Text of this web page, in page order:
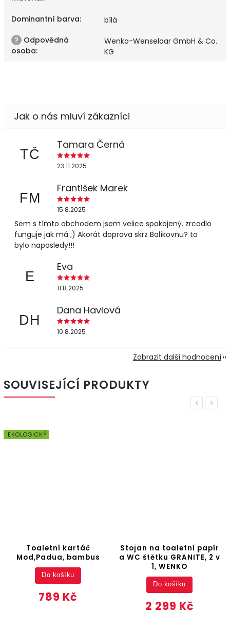
Dominantní barva:
bílá
? Odpovědná
osoba:
Wenko-Wenselaar GmbH & Co.
KG
TČ
Tamara Černá
23.11.2025
FM
František Marek
15.8.2025
Sem s tímto obchodem jsem velice spokojený. zrcadlo
funguje jak má ;) Akorát doprava skrz Balíkovnu? to
bylo naposledy!!!
E
Eva
11.8.2025
DH
Dana Havlová
10.8.2025
Zobrazit další hodnocení
SOUVISEJÍCÍ PRODUKTY
Previous
EKOLOGICKÝ
Toaletní kartáč
Mod,Padua, bambus
789 Kč
Do košíku
Stojan na toaletní papír
a WC štětku GRANITE, 2 v
1, WENKO
2 299 Kč
Do košíku
Next